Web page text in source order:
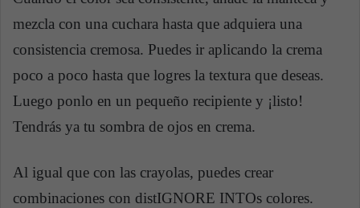
mezcla con una cuchara hasta que adquiera una
consistencia cremosa. Puedes ir aplicando la crema
poco a poco hasta que logres la textura que deseas.
Luego ponlo en un pequeño recipiente y ¡listo!
Tendrás ya tu sombra de ojos en crema.
Al igual que con las crayolas, puedes crear
combinaciones con distIGNORE INTOs colores.